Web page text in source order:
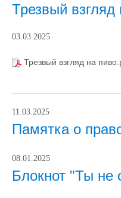
Трезвый взгляд
03.03.2025
Трезвый взгляд на
11.03.2025
Памятка о
08.01.2025
Блокнот "Ты не